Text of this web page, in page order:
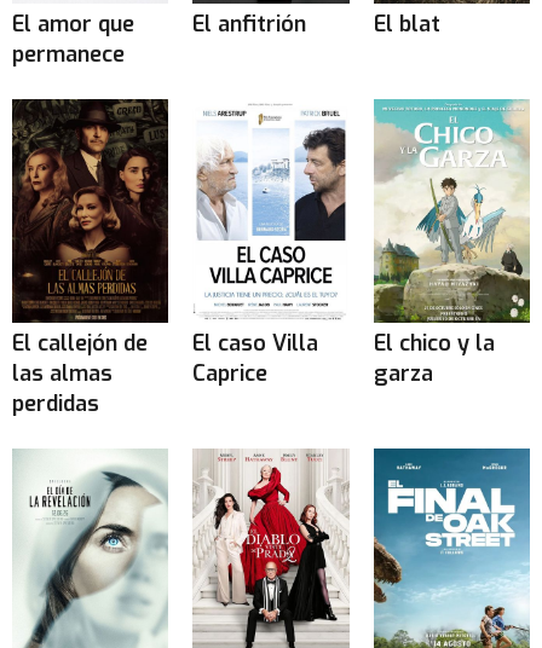
El amor que
permanece
El anfitrión El blat
El callejón de
las almas
perdidas
El caso Villa
Caprice
El chico y la
garza